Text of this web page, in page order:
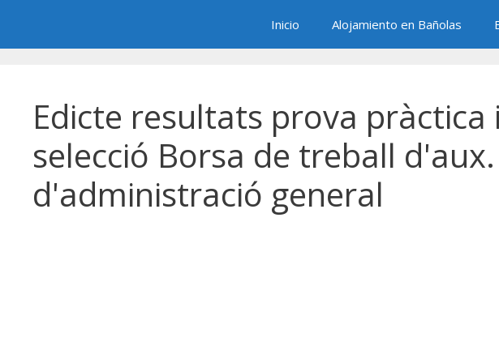
contenido
Inicio Alojamiento en Bañolas
Edicte resultats prova pràctica
selecció Borsa de treball
d'administració general